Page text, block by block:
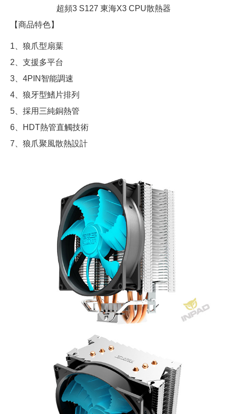
超頻3 S127 東海X3 CPU散熱器
【商品特色】
1、狼爪型扇葉
2、支援多平台
3、4PIN智能調速
4、狼牙型鰭片排列
5、採用三純銅熱管
6、HDT熱管直觸技術
7、狼爪聚風散熱設計